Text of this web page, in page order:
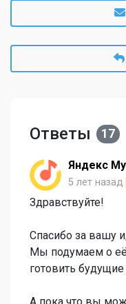
Ответы 17
Яндекс
5 лет назад
Здравствуйте!
Спасибо за вашу
Мы подумаем о
готовить